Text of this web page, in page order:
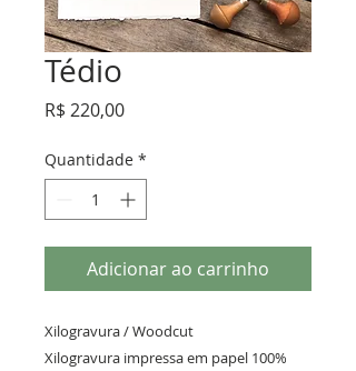
Tédio
R$ 220,00Preço
Quantidade *
Adicionar ao carrinho
Xilogravura / Woodcut
Xilogravura impressa em papel 100%